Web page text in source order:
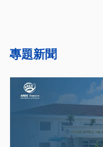
專題新聞